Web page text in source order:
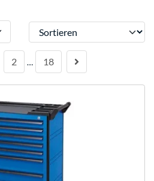
Sortieren
2 … 18